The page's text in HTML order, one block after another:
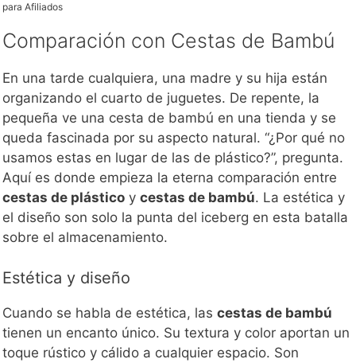
para Afiliados
Comparación con Cestas de Bambú
En una tarde cualquiera, una madre y su hija están
organizando el cuarto de juguetes. De repente, la
pequeña ve una cesta de bambú en una tienda y se
queda fascinada por su aspecto natural. “¿Por qué no
usamos estas en lugar de las de plástico?”, pregunta.
Aquí es donde empieza la eterna comparación entre
cestas de plástico y cestas de bambú. La estética y
el diseño son solo la punta del iceberg en esta batalla
sobre el almacenamiento.
Estética y diseño
Cuando se habla de estética, las cestas de bambú
tienen un encanto único. Su textura y color aportan un
toque rústico y cálido a cualquier espacio. Son